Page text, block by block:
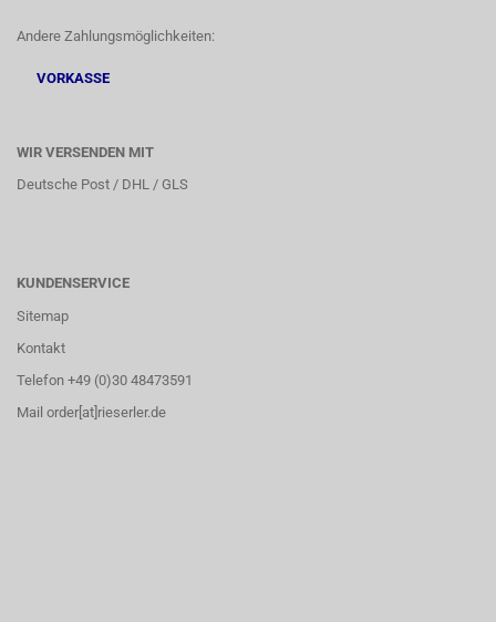
Andere Zahlungsmöglichkeiten:
VORKASSE
WIR VERSENDEN MIT
Deutsche Post / DHL / GLS
KUNDENSERVICE
Sitemap
Kontakt
Telefon +49 (0)30 48473591
Mail order[at]rieserler.de